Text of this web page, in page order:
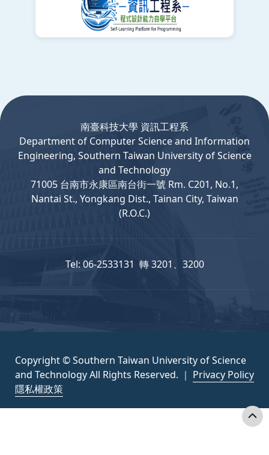
南臺科技大學 資訊工程系
Departmentof ComputerScience and Information
Engineering, Southern Taiwan University of Science
and Technology
71005 台南市永康區南台街一號 Rm. C201, No.1,
Nantai St., Yongkang Dist., Tainan City, Taiwan
(R.O.C.)
Tel: 06-2533131 轉 3201、3200
Copyright © Southern Taiwan University of Science
and Technology All Rights Reserved. ｜ Privacy Policy
隱私權政策